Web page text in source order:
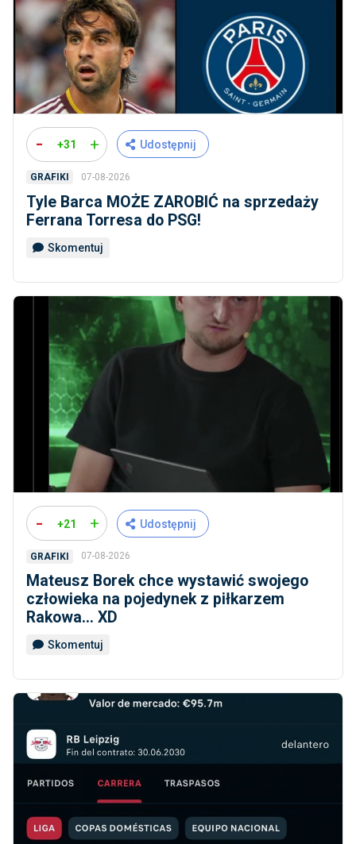
- +31 + Udostępnij
GRAFIKI 07-08-2026
Tyle Barca MOŻE ZAROBIĆ na sprzedaży
Ferrana Torresa do PSG!
Skomentuj
- +21 + Udostępnij
GRAFIKI 07-08-2026
Mateusz Borek chce wystawić swojego
człowieka na pojedynek z piłkarzem
Rakowa... XD
Skomentuj